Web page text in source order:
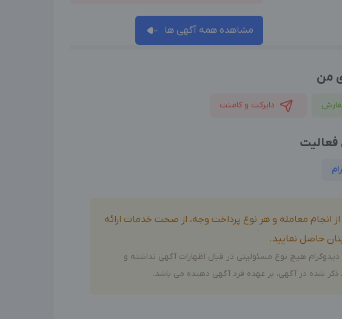
مشاهده همه آگهی ها
من
دایرکت و کامنت
فعالیت
انجام معامله و هر نوع پرداخت وجه، از صحت خدمات ارائه
حاصل نمایید.
هیچ نوع مسئولیتی در قبال اظهارات آگهی نداشته و
شده در آگهی، بر عهده فرد آگهی دهنده می باشد.